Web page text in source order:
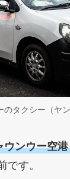
のタクシー（ヤン
ウンウー空
です。